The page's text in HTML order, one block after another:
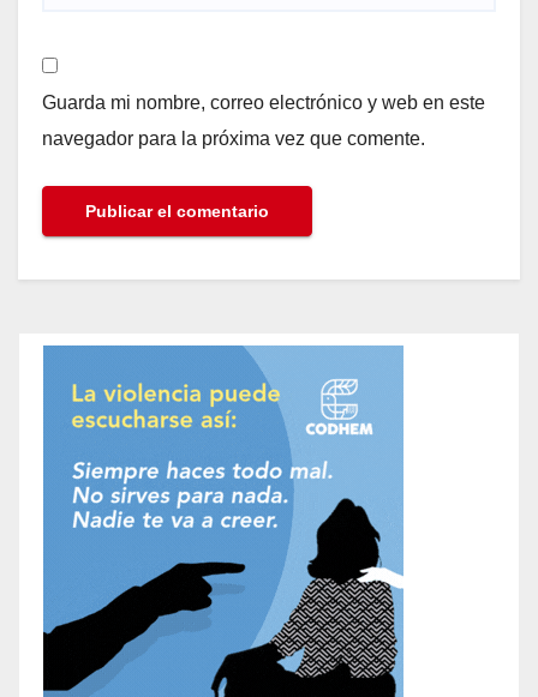
Guarda mi nombre, correo electrónico y web en este
navegador para la próxima vez que comente.